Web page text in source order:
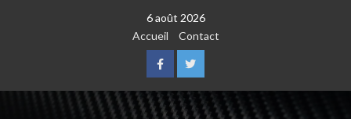
6 août 2026
Accueil
Contact
FacebookTwitter